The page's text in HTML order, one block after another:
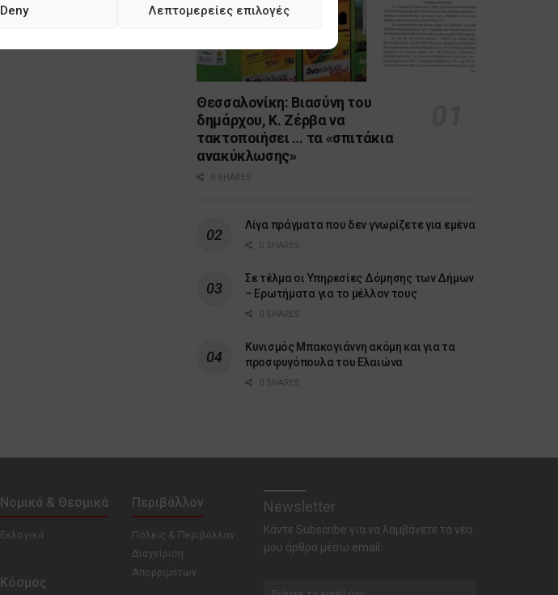
Deny Λεπτομερείες επιλογές
Θεσσαλονίκη: Βιασύνη του
δημάρχου, Κ. Ζέρβα να
τακτοποιήσει … τα «σπιτάκια
ανακύκλωσης»
0 SHARES
Λίγα πράγματα που δεν γνωρίζετε για εμένα
0 SHARES
Σε τέλμα οι Υπηρεσίες Δόμησης των Δήμων
– Ερωτήματα για το μέλλον τους
0 SHARES
Κυνισμός Μπακογιάννη ακόμη και για τα
προσφυγόπουλα του Ελαιώνα
0 SHARES
Νομικά & Θεσμικά
Εκλογικά
Κόσμος
Περιβάλλον
Πόλεις & Περιβάλλον
Διαχείριση
Απορριμάτων
Newsletter
Κάντε Subscribe για να λαμβάνετε τα νέα
μου άρθρα μέσω email: